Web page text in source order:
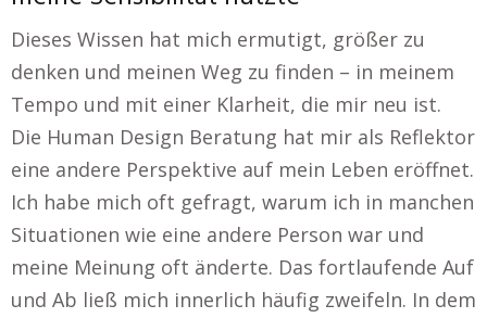
Dieses Wissen hat mich ermutigt, größer zu
denken und meinen Weg zu finden – in meinem
Tempo und mit einer Klarheit, die mir neu ist.
Die Human Design Beratung hat mir als Reflektor
eine andere Perspektive auf mein Leben eröffnet.
Ich habe mich oft gefragt, warum ich in manchen
Situationen wie eine andere Person war und
meine Meinung oft änderte. Das fortlaufende Auf
und Ab ließ mich innerlich häufig zweifeln. In dem